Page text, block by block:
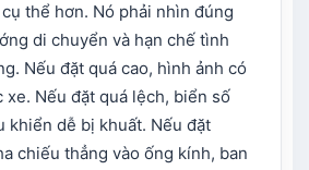
thể hơn. Nó phải nhìn đúng
di chuyển và hạn chế tình
Nếu đặt quá cao, hình ảnh có
xe. Nếu đặt quá lệch, biển số
khiển dễ bị khuất. Nếu đặt
chiếu thẳng vào ống kính, ban